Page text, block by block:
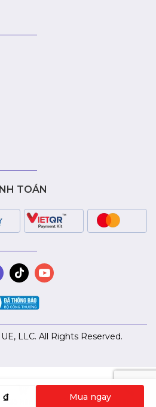
₫ Mua ngay
TOÁN
LLC. All Rights Reserved.
Giỏ hàng Tài khoản